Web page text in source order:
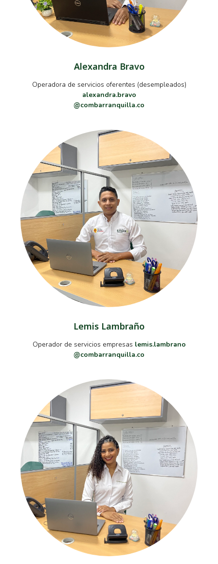
Alexandra Bravo
Operadora de servicios oferentes (desempleados)
alexandra.bravo
@combarranquilla.co
Lemis Lambraño
Operador de servicios empresas lemis.lambrano
@combarranquilla.co